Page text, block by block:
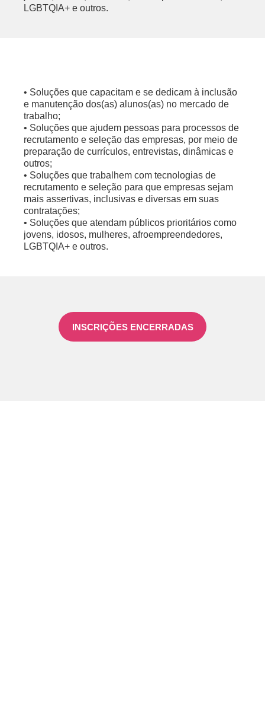
LGBTQIA+ e outros.
• Soluções que capacitam e se dedicam à inclusão
e manutenção dos(as) alunos(as) no mercado de
trabalho;
• Soluções que ajudem pessoas para processos de
recrutamento e seleção das empresas, por meio de
preparação de currículos, entrevistas, dinâmicas e
outros;
• Soluções que trabalhem com tecnologias de
recrutamento e seleção para que empresas sejam
mais assertivas, inclusivas e diversas em suas
contratações;
• Soluções que atendam públicos prioritários como
jovens, idosos, mulheres, afroempreendedores,
LGBTQIA+ e outros.
INSCRIÇÕES ENCERRADAS